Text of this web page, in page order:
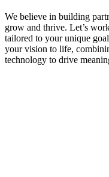
We believe in building
grow and thrive. Let’s
tailored to your unique
your vision to life,
technology to drive